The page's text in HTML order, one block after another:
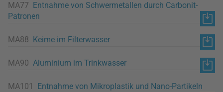
MA77 Entnahme von Schwermetallen durch Carbonit-
Patronen
MA88 Keime im Filterwasser
MA90 Aluminium im Trinkwasser
MA101 Entnahme von Mikroplastik und Nano-Partikeln